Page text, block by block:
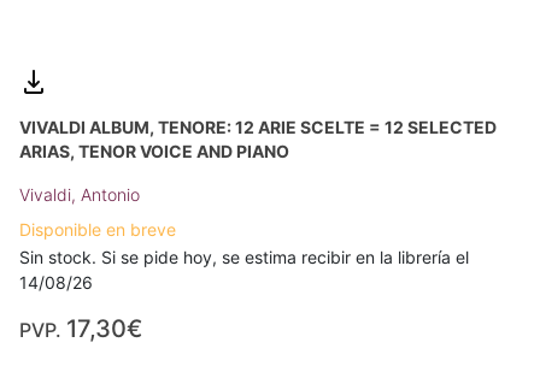
VIVALDI ALBUM, TENORE: 12 ARIE SCELTE = 12 SELECTED
ARIAS, TENOR VOICE AND PIANO
Vivaldi, Antonio
Disponible en breve
Sin stock. Si se pide hoy, se estima recibir en la librería el
14/08/26
PVP. 17,30€